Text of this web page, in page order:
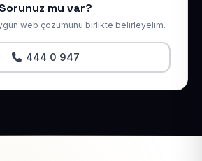
Sorunuz mu var?
web çözümünü birlikte belirleyelim.
444 0 947